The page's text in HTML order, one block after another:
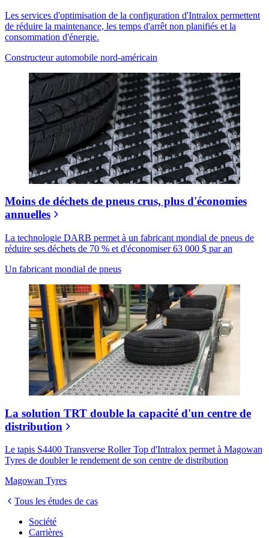
Les services d'optimisation de la configuration d'Intralox permettent
de réduire la maintenance, les temps d'arrêt non planifiés et la
consommation d'énergie.
Constructeur automobile nord-américain
Moins de déchets de pneus crus, plus d'économies
annuelles
La technologie DARB permet à un fabricant mondial de pneus de
réduire ses déchets de 70 % et d'économiser 63 000 $ par an
Un fabricant mondial de pneus
La solution TRT double la capacité d'un centre de
distribution
Le tapis S4400 Transverse Roller Top d'Intralox permet à Magowan
Tyres de doubler le rendement de son centre de distribution
Magowan Tyres
Tous les études de cas
Société
Carrières